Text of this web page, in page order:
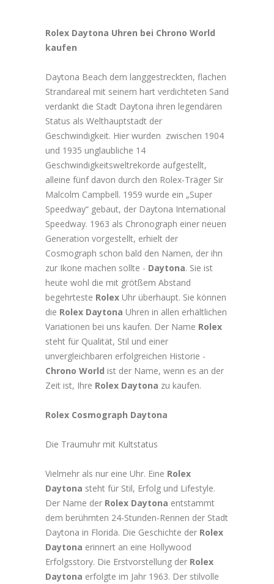
Rolex Daytona Uhren bei Chrono World
kaufen
Daytona Beach dem langgestreckten, flachen
Strandareal mit seinem hart verdichteten Sand
verdankt die Stadt Daytona ihren legendären
Status als Welthauptstadt der
Geschwindigkeit. Hier wurden zwischen 1904
und 1935 unglaubliche 14
Geschwindigkeitsweltrekorde aufgestellt,
alleine fünf davon durch den Rolex-Träger Sir
Malcolm Campbell. 1959 wurde ein „Super
Speedway“ gebaut, der Daytona International
Speedway. 1963 als Chronograph einer neuen
Generation vorgestellt, erhielt der
Cosmograph schon bald den Namen, der ihn
zur Ikone machen sollte - Daytona. Sie ist
heute wohl die mit grötßem Abstand
begehrteste Rolex Uhr überhaupt. Sie können
die Rolex Daytona Uhren in allen erhältlichen
Variationen bei uns kaufen. Der Name Rolex
steht für Qualität, Stil und einer
unvergleichbaren erfolgreichen Historie -
Chrono World ist der Name, wenn es an der
Zeit ist, Ihre Rolex Daytona zu kaufen.
Rolex Cosmograph Daytona
Die Traumuhr mit Kultstatus
Vielmehr als nur eine Uhr. Eine Rolex
Daytona steht für Stil, Erfolg und Lifestyle.
Der Name der Rolex Daytona entstammt
dem berühmten 24-Stunden-Rennen der Stadt
Daytona in Florida. Die Geschichte der Rolex
Daytona erinnert an eine Hollywood
Erfolgsstory. Die Erstvorstellung der Rolex
Daytona erfolgte im Jahr 1963. Der stilvolle